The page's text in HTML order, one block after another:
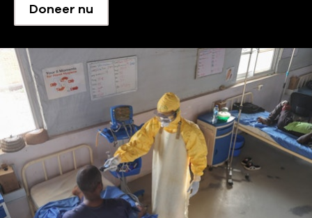
Doneer nu